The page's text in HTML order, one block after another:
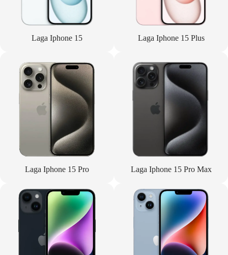
Laga Iphone 15 Laga Iphone 15 Plus
Laga Iphone 15 Pro Laga Iphone 15 Pro Max